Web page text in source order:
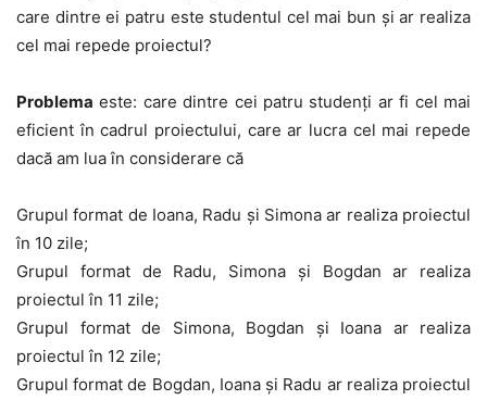
care dintre ei patru este studentul cel mai bun şi ar realiza
cel mai repede proiectul?
Problema este: care dintre cei patru studenţi ar fi cel mai
eficient în cadrul proiectului, care ar lucra cel mai repede
dacă am lua în considerare că
Grupul format de Ioana, Radu şi Simona ar realiza proiectul
în 10 zile;
Grupul format de Radu, Simona şi Bogdan ar realiza
proiectul în 11 zile;
Grupul format de Simona, Bogdan şi Ioana ar realiza
proiectul în 12 zile;
Grupul format de Bogdan, Ioana şi Radu ar realiza proiectul